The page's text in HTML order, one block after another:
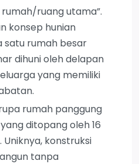
ruang utama”.
konsep hunian
satu rumah besar
dihuni oleh delapan
yang memiliki
rumah panggung
ditopang oleh 16
konstruksi
tanpa